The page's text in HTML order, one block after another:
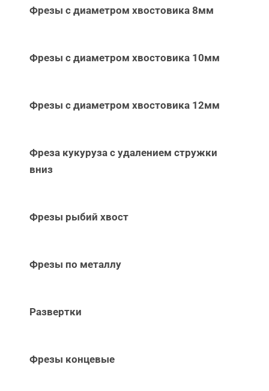
Фрезы с диаметром хвостовика 8мм
Фрезы с диаметром хвостовика 10мм
Фрезы с диаметром хвостовика 12мм
Фреза кукуруза с удалением стружки
вниз
Фрезы рыбий хвост
Фрезы по металлу
Развертки
Фрезы концевые